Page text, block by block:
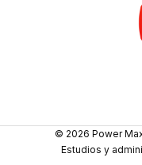
© 2026 Power
Estudios y